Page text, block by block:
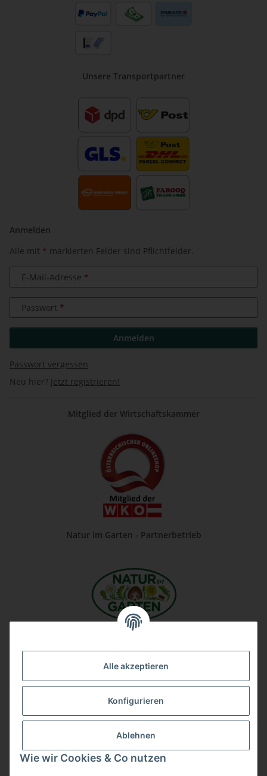
Alle akzeptieren
Konfigurieren
Ablehnen
Wie wir Cookies & Co nutzen
Unsere Transportpartner
Anmelden
Alle mit * markierten Felder sind Pflichtfelder.
E-Mail-Adresse
Passwort
Anmelden
Passwort vergessen
Neu hier? Jetzt registrieren!
Mitglied der Wirtschaftskammer
Natur im Garten - Partnerbetrieb